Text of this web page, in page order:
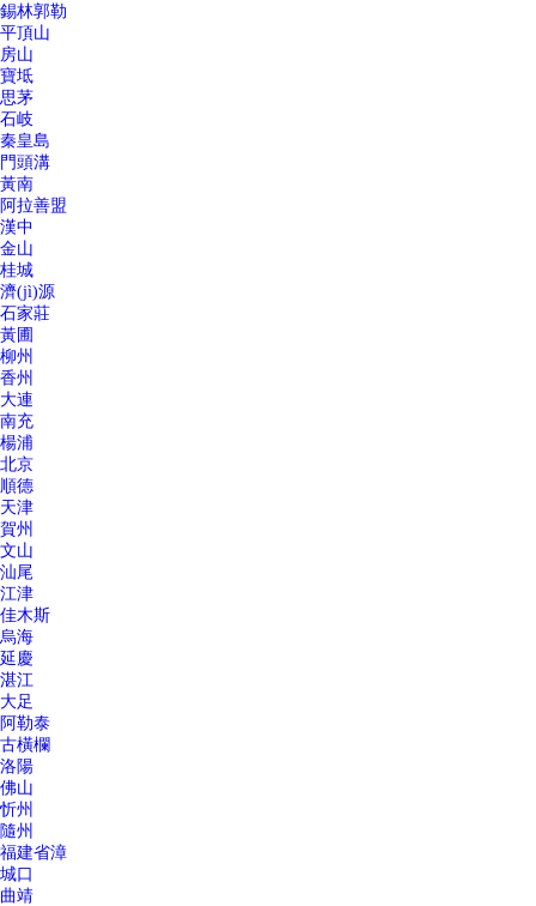
錫林郭勒
平頂山
房山
寶坻
思茅
石岐
秦皇島
門頭溝
黃南
阿拉善盟
漢中
金山
桂城
濟(jì)源
石家莊
黃圃
柳州
香州
大連
南充
楊浦
北京
順德
天津
賀州
文山
汕尾
江津
佳木斯
烏海
延慶
湛江
大足
阿勒泰
古橫欄
洛陽
佛山
忻州
隨州
福建省漳
城口
曲靖